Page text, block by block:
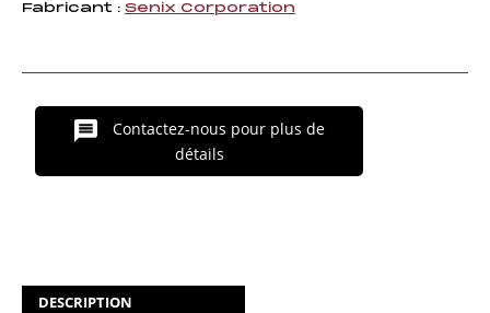
Fabricant : Senix Corporation
Contactez-nous pour plus de
détails
DESCRIPTION